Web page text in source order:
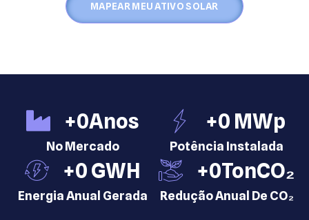
MAPEAR MEU ATIVO SOLAR
+0Anos
No Mercado
+0 MWp
Potência Instalada
+0 GWH
Energia Anual Gerada
+0TonCO₂
Redução Anual De CO₂